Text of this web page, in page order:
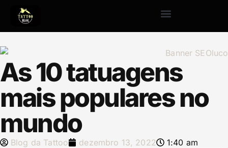
As 10 tatuagens
mais populares no
mundo
Blog da Tattoo dezembro 13, 2022 1:40 am